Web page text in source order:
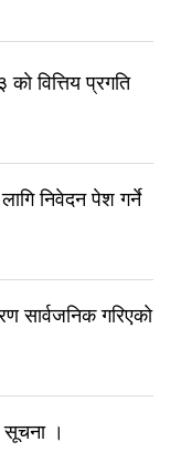
वित्तिय प्रगति
निवेदन पेश गर्ने
सार्वजनिक गरिएकाे
सूचना ।